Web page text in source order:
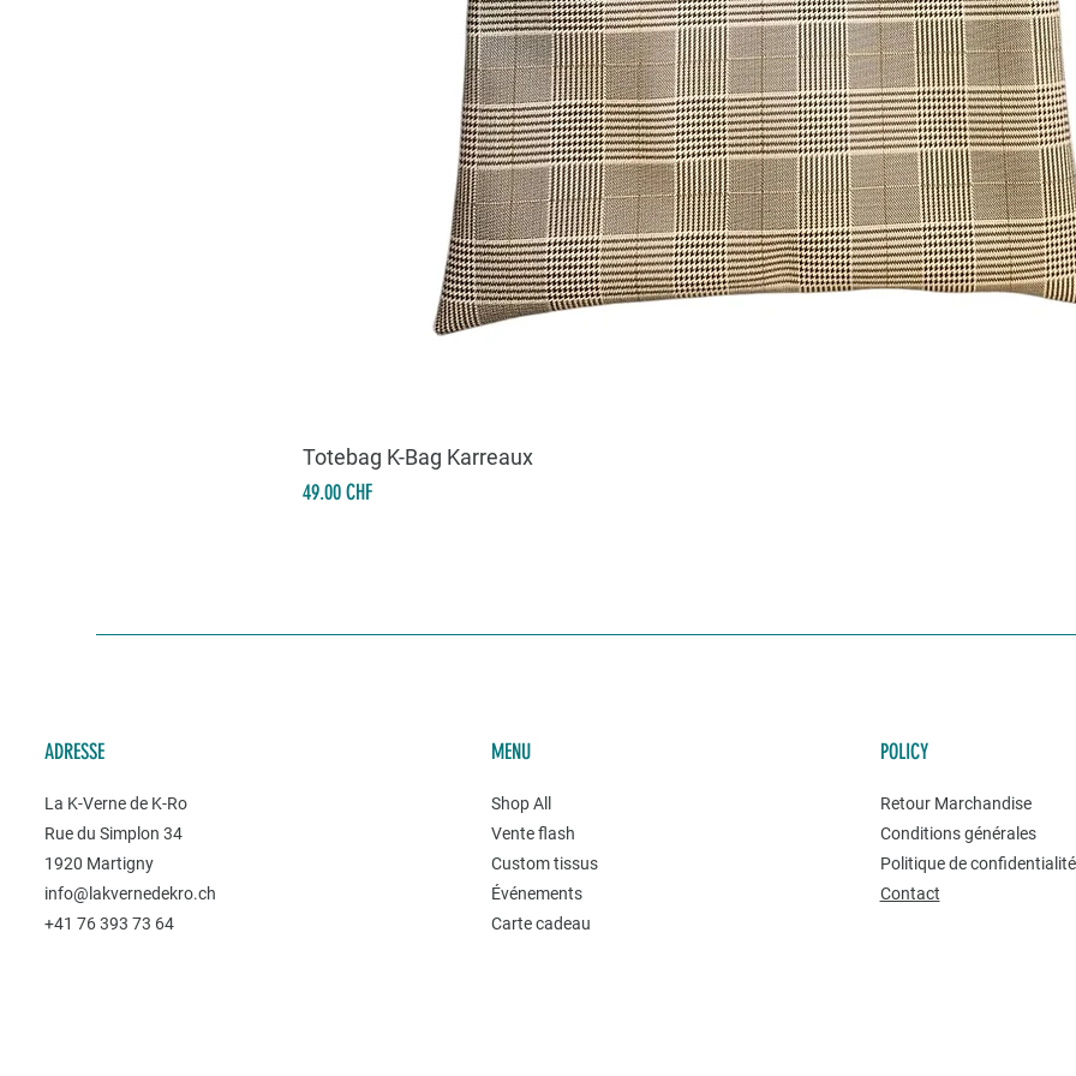
Totebag K-Bag Karreaux
Prix
49.00 CHF
ADRESSE
La K-Verne de K-Ro
Rue du Simplon 34
1920 Martigny
info@lakvernedekro.ch
+41 76 393 73 64
MENU
Shop All
Vente flash
Custom tissus
Événements
Carte cadeau
POLICY
Retour Marchandise
Conditions générales
Politique de
Contact